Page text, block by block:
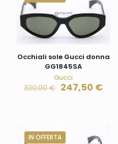
Occhiali sole Gucci donna
GG1845SA
Gucci
330,00€ 247,50 €
IN OFFERTA